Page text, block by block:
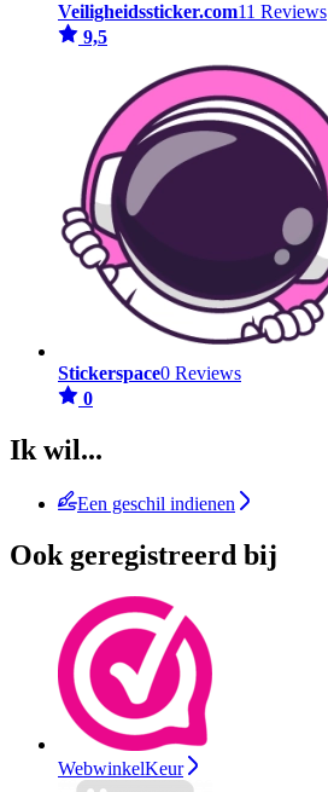
Veiligheidssticker.com11 Reviews
9,5
Stickerspace0 Reviews
0
Ik wil...
Een geschil indienen
Ook geregistreerd bij
WebwinkelKeur